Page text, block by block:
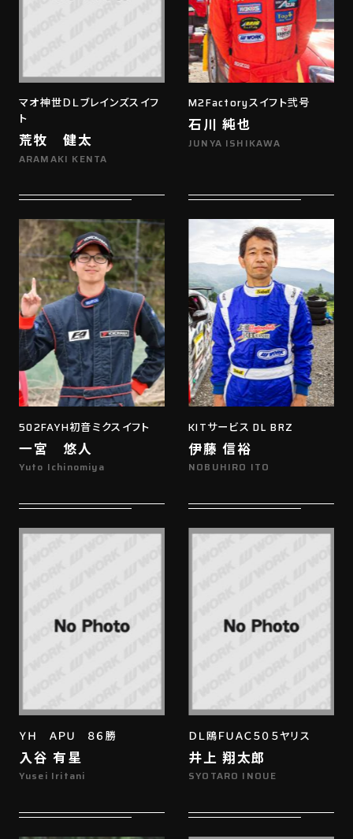
マオ神世ＤＬブレインズスイフ
ト
荒牧 健太
ARAMAKI KENTA
M2Factoryスイフト弐号
石川 純也
JUNYA ISHIKAWA
502FAYH初音ミクスイフト
一宮 悠人
Yuto Ichinomiya
KITサービス DL BRZ
伊藤 信裕
NOBUHIRO ITO
ＹＨ ＡＰＵ ８６勝
入谷 有星
Yusei Iritani
ＤＬ鴎ＦＵＡＣ５０５ヤリス
井上 翔太郎
SYOTARO INOUE